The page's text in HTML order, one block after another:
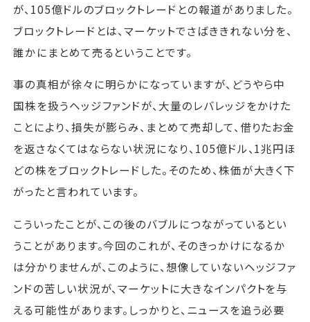
が、105億ドルのブロックトレードとの報道がありました。
ブロックトレードとは、マーケットでさばききれない分を、
誰かにまとめて売るということです。
事の真相が徐々に明らかになっていますが、どうやら中
国株を扱うヘッジファンドが、大量のレバレッジをかけた
ことにより、損失が膨らみ、まとめて売却して、借りたお金
を返さなくてはならない状況になり、105億ドル、1兆円ほ
どの株をブロックトレードした。そのため、株価が大きく下
がったと言われています。
こういったことが、この後のバブルにつながっているとい
うことがあります。今回のこれが、そのきっかけになるか
は分かりませんが、このように、想像していないヘッジファ
ンドの苦しい状況が、マーケットに大きなインパクトを与
える可能性があります。しっかりと、ニュースを追う必要